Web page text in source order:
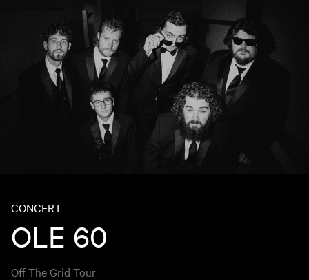
CONCERT
OLE 60
Off The Grid Tour